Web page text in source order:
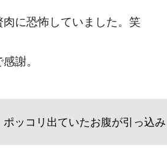
肉に恐怖していました。笑
謝。
ポッコリ出ていたお腹が引っ込